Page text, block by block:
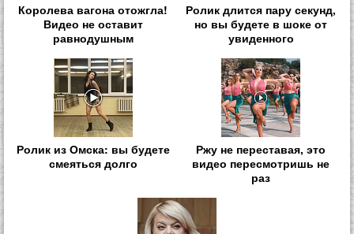
Королева вагона отожгла!
Видео не оставит
равнодушным
Ролик длится пару секунд,
но вы будете в шоке от
увиденного
Ролик из Омска: вы будете
смеяться долго
Ржу не переставая, это
видео пересмотришь не
раз